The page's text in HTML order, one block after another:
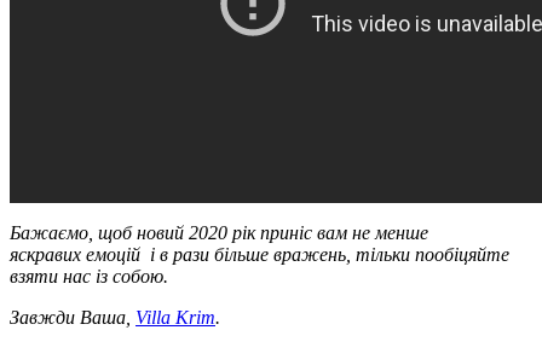
Бажаємо, щоб новий 2020 рік приніс вам не менше
яскравих емоцій і в рази більше вражень, тільки пообіцяйте
взяти нас із собою.
Завжди Ваша, Villa Krim.